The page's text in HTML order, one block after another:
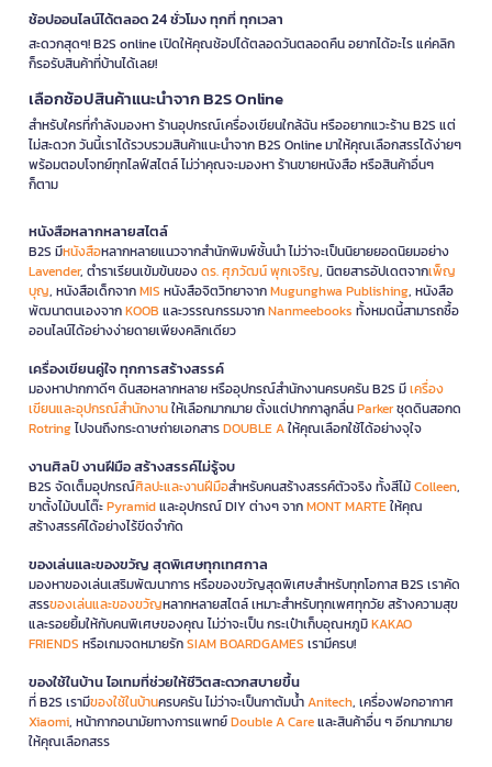
ช้อปออนไลน์ได้ตลอด 24 ชั่วโมง ทุกที่ ทุกเวลา
สะดวกสุดๆ! B2S online เปิดให้คุณช้อปได้ตลอดวันตลอดคืน อยากได้อะไร แค่คลิก
ก็รอรับสินค้าที่บ้านได้เลย!
เลือกช้อปสินค้าแนะนำจาก B2S Online
สำหรับใครที่กำลังมองหา ร้านอุปกรณ์เครื่องเขียนใกล้ฉัน หรืออยากแวะร้าน B2S แต่
ไม่สะดวก วันนี้เราได้รวบรวมสินค้าแนะนำจาก B2S Online มาให้คุณเลือกสรรได้ง่ายๆ
พร้อมตอบโจทย์ทุกไลฟ์สไตล์ ไม่ว่าคุณจะมองหา ร้านขายหนังสือ หรือสินค้าอื่นๆ
ก็ตาม
หนังสือหลากหลายสไตล์
B2S มีหนังสือหลากหลายแนวจากสำนักพิมพ์ชั้นนำ ไม่ว่าจะเป็นนิยายยอดนิยมอย่าง
Lavender, ตำราเรียนเข้มข้นของดร. ศุภวัฒน์ พุกเจริญ, นิตยสารอัปเดตจากเพ็ญ
บุญ, หนังสือเด็กจากMIS หนังสือจิตวิทยาจากMugunghwa Publishing, หนังสือ
พัฒนาตนเองจากKOOB และวรรณกรรมจากNanmeebooks ทั้งหมดนี้สามารถซื้อ
ออนไลน์ได้อย่างง่ายดายเพียงคลิกเดียว
เครื่องเขียนคู่ใจ ทุกการสร้างสรรค์
มองหาปากกาดีๆ ดินสอหลากหลาย หรืออุปกรณ์สำนักงานครบครัน B2S มีเครื่อง
เขียนและอุปกรณ์สำนักงานให้เลือกมากมาย ตั้งแต่ปากกาลูกลื่นParkerชุดดินสอกด
Rotringไปจนถึงกระดาษถ่ายเอกสารDOUBLE Aให้คุณเลือกใช้ได้อย่างจุใจ
งานศิลป์ งานฝีมือ สร้างสรรค์ไม่รู้จบ
B2S จัดเต็มอุปกรณ์ศิลปะและงานฝีมือสำหรับคนสร้างสรรค์ตัวจริง ทั้งสีไม้Colleen,
ขาตั้งไม้บนโต๊ะPyramidและอุปกรณ์ DIY ต่างๆ จากMONT MARTEให้คุณ
สร้างสรรค์ได้อย่างไร้ขีดจำกัด
ของเล่นและของขวัญ สุดพิเศษทุกเทศกาล
มองหาของเล่นเสริมพัฒนาการ หรือของขวัญสุดพิเศษสำหรับทุกโอกาส B2S เราคัด
สรรของเล่นและของขวัญหลากหลายสไตล์ เหมาะสำหรับทุกเพศทุกวัย สร้างความสุข
และรอยยิ้มให้กับคนพิเศษของคุณ ไม่ว่าจะเป็น กระเป๋าเก็บอุณหภูมิKAKAO
FRIENDS หรือเกมจดหมายรักSIAM BOARDGAMES เรามีครบ!
ของใช้ในบ้าน ไอเทมที่ช่วยให้ชีวิตสะดวกสบายขึ้น
ที่ B2S เรามีของใช้ในบ้านครบครัน ไม่ว่าจะเป็นกาต้มน้ำAnitech, เครื่องฟอกอากาศ
Xiaomi, หน้ากากอนามัยทางการแพทย์Double A Careและสินค้าอื่น ๆ อีกมากมาย
ให้คุณเลือกสรร